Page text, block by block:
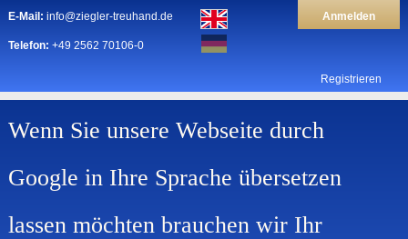
E-Mail: info@ziegler-treuhand.de
Telefon: +49 2562 70106-0
Anmelden
Registrieren
Sie möchten Artikel über unsere
Plattform veräußern? Klicken Sie hier.
Wenn Sie unsere Webseite durch
Google in Ihre Sprache übersetzen
lassen möchten brauchen wir Ihr